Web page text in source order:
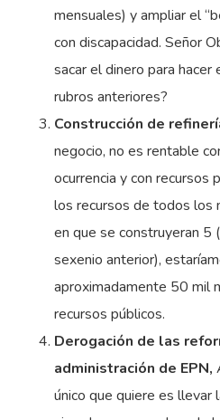
mensuales) y ampliar el
con discapacidad. Señor
sacar el dinero para
rubros anteriores?
Construcción de
negocio, no es rentable
ocurrencia y con recursos
los recursos de todos los
en que se construyeran 5
sexenio anterior),
aproximadamente 50 mil
recursos públicos.
Derogación de las
administración de EPN,
único que quiere es llevar